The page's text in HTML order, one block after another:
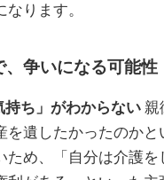
ります。
、争いになる可能性
持ち」がわからない 親
を遺したかったのかと
ため、「自分は介護を